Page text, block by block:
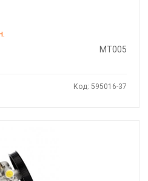
MT005
Код: 595016-37